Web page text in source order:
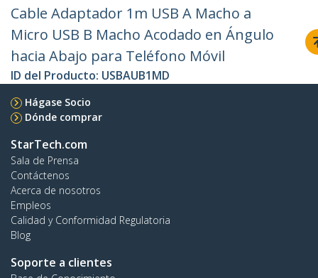
Cable Adaptador 1m USB A Macho a
Micro USB B Macho Acodado en Ángulo
hacia Abajo para Teléfono Móvil
ID del Producto: USBAUB1MD
Hágase Socio
Dónde comprar
StarTech.com
Sala de Prensa
Contáctenos
Acerca de nosotros
Empleos
Calidad y Conformidad Regulatoria
Blog
Soporte a clientes